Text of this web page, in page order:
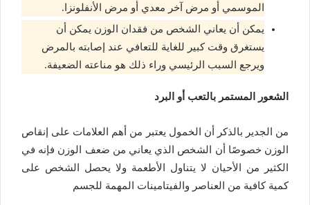
الموسمي أو مرض آخر معدي أو مرض الأنفلونزا.
يمكن أن يعاني الشخص من فقدان الوزن يمكن أن
يستغرق وقت كبير للغاية للتعافي عند إصابته بالمرض
ويرجع السبب الرئيسي وراء ذلك هو مناعته الضعيفة.
الشعور المستمر بالتعب أو البرد
من الجدير بالذكر أن الخمول يعتبر من أهم العلامات على إنقاص
الوزن خصوصًا أن الشخص الذي يعاني من ضعف الوزن فإنه في
الكثير من الأحيان لا يتناول الأطعمة ولا يحصل الشخص على
كمية كافية من العناصر والفيتامينات المهمة للجسم